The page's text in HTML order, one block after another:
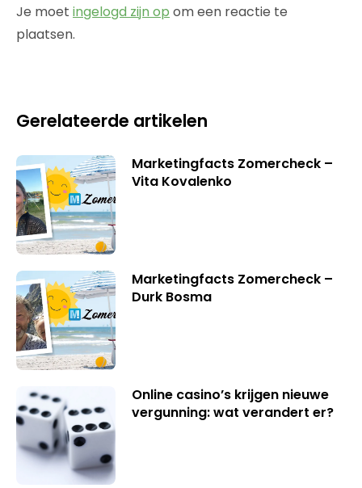
Je moet ingelogd zijn op om een reactie te
plaatsen.
Gerelateerde artikelen
Marketingfacts Zomercheck –
Vita Kovalenko
Marketingfacts Zomercheck –
Durk Bosma
Online casino’s krijgen nieuwe
vergunning: wat verandert er?